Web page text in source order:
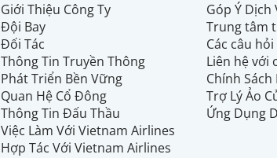
Giới Thiệu Công Ty
Đội Bay
Đối Tác
Thông Tin Truyền Thông
Phát Triển Bền Vững
Quan Hệ Cổ Đông
Thông Tin Đấu Thầu
Việc Làm Với Vietnam Airlines
Hợp Tác Với Vietnam Airlines
Góp Ý Dịch
Trung tâm
Các câu
Liên hệ với
Chính Sách
Trợ Lý Ảo
Ứng Dụng